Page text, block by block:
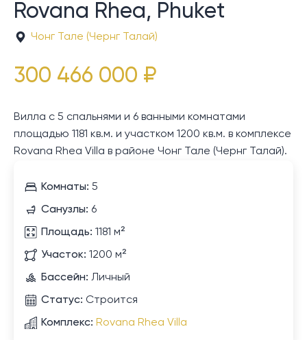
Rovana Rhea, Phuket
Чонг Тале (Чернг Талай)
300 466 000 ₽
Вилла с 5 спальнями и 6 ванными комнатами
площадью 1181 кв.м. и участком 1200 кв.м. в комплексе
Rovana Rhea Villa в районе Чонг Тале (Чернг Талай).
Комнаты: 5
Санузлы: 6
Площадь: 1181 м²
Участок: 1200 м²
Бассейн: Личный
Статус: Строится
Комплекс: Rovana Rhea Villa